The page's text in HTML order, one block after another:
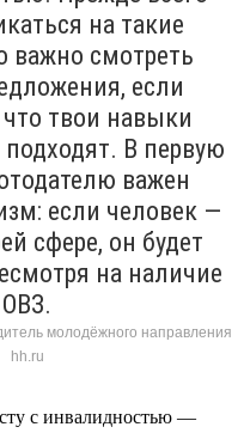
на такие
важно смотреть
если
твои навыки
В первую
важен
если человек —
сфере, он будет
на наличие
ОВЗ.
молодёжного направления
hh.ru
с инвалидностью —